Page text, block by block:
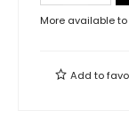
More available
Add to